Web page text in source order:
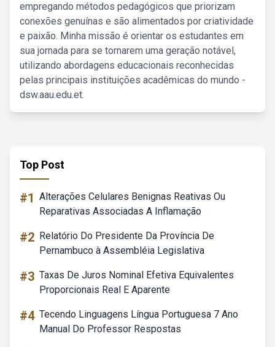
empregando métodos pedagógicos que priorizam
conexões genuínas e são alimentados por criatividade
e paixão. Minha missão é orientar os estudantes em
sua jornada para se tornarem uma geração notável,
utilizando abordagens educacionais reconhecidas
pelas principais instituições acadêmicas do mundo -
dsw.aau.edu.et.
Top Post
#1 Alterações Celulares Benignas Reativas Ou
Reparativas Associadas A Inflamação
#2 Relatório Do Presidente Da Província De
Pernambuco à Assembléia Legislativa
#3 Taxas De Juros Nominal Efetiva Equivalentes
Proporcionais Real E Aparente
#4 Tecendo Linguagens Língua Portuguesa 7 Ano
Manual Do Professor Respostas